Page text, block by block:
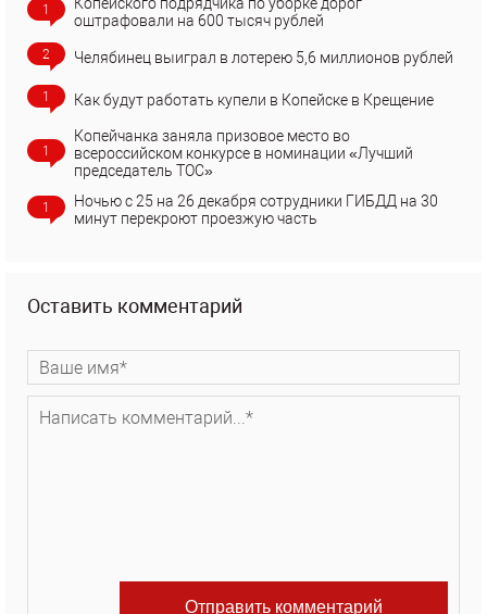
1
оштрафовали на 600 тысяч рублей
2 Челябинец выиграл в лотерею 5,6 миллионов рублей
1 Как будут работать купели в Копейске в Крещение
1
Копейчанка заняла призовое место во
всероссийском конкурсе в номинации «Лучший
председатель ТОС»
1
Ночью с 25 на 26 декабря сотрудники ГИБДД на 30
минут перекроют проезжую часть
Оставить комментарий